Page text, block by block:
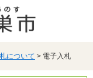
について > 電子入札